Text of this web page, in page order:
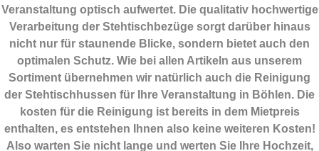
Veranstaltung optisch aufwertet. Die qualitativ hochwertige
Verarbeitung der Stehtischbezüge sorgt darüber hinaus
nicht nur für staunende Blicke, sondern bietet auch den
optimalen Schutz. Wie bei allen Artikeln aus unserem
Sortiment übernehmen wir natürlich auch die Reinigung
der Stehtischhussen für Ihre Veranstaltung in Böhlen. Die
kosten für die Reinigung ist bereits in dem Mietpreis
enthalten, es entstehen Ihnen also keine weiteren Kosten!
Also warten Sie nicht lange und werten Sie Ihre Hochzeit,